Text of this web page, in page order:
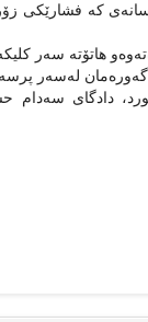
که‌ فشارێکی
هاتۆته‌ سه‌ر
له‌سه‌ر
دادگای سه‌دام